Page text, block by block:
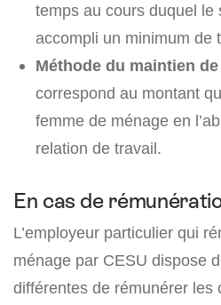
temps au cours duquel le
accompli un minimum de
Méthode du maintien
correspond au montant
femme de ménage en
relation de travail.
En cas de
L’employeur particulier qui
ménage par CESU dispose
différentes de rémunérer les